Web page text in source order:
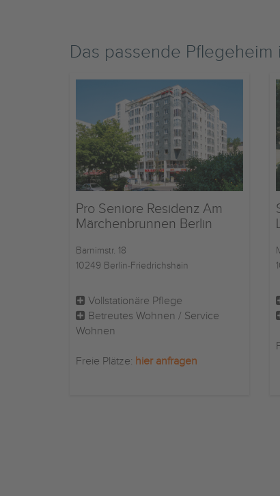
Das passende
Pro Seniore Residenz Am
Märchenbrunnen Berlin
Barnimstr. 18
10249 Berlin-Friedrichshain
Vollstationäre Pflege
Betreutes Wohnen / Service
Wohnen
Freie Plätze: hier anfragen